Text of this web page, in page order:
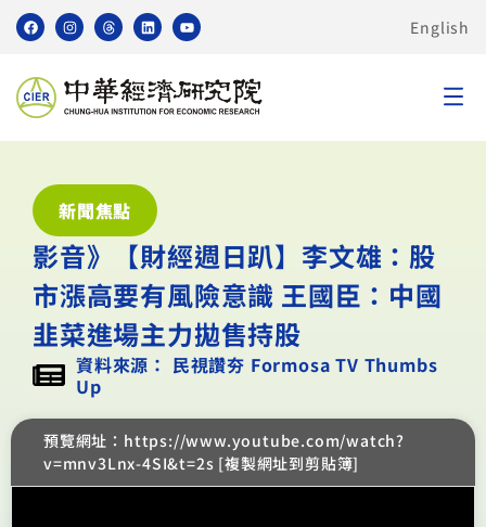
English
新聞焦點
影音》【財經週日趴】李文雄：股
市漲高要有風險意識 王國臣：中國
韭菜進場主力拋售持股
資料來源： 民視讚夯 Formosa TV Thumbs
Up
預覽網址：https://www.youtube.com/watch?
v=mnv3Lnx-4SI&t=2s [複製網址到剪貼簿]